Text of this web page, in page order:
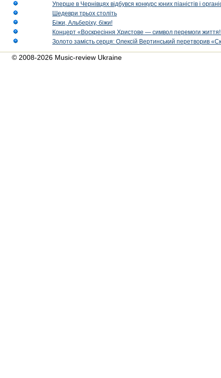
Уперше в Чернівцях відбувся конкурс юних піаністів і
Шедеври трьох століть
Біжи, Альберіху, біжи!
Концерт «Воскресіння Христове — символ перемоги
Золото замість серця: Олексій Вертинський перетворив
© 2008-2026 Music-review Ukraine